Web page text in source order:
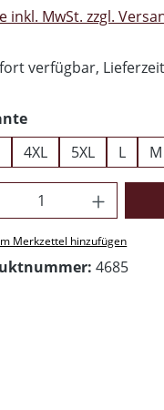
inkl. MwSt. zzgl.
verfügbar,
auswählen
4XL 5XL L M
Anzahl:
Merkzettel hinzufügen
4685